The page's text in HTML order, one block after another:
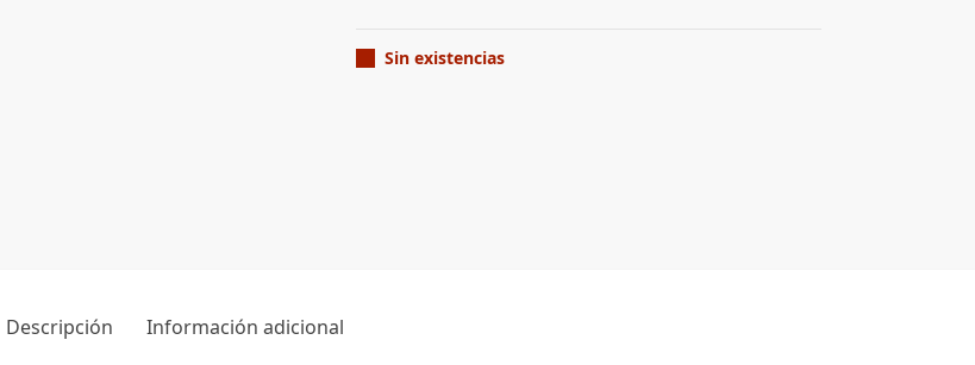
Sin existencias
Descripción Información adicional